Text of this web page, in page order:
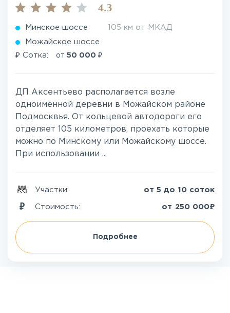
4.3
Минское шоссе 105 км от МКАД
Можайское шоссе
₽ Сотка: от 50 000 ₽
ДП Аксентьево располагается возле
одноименной деревни в Можайском районе
Подмосквья. От кольцевой автодороги его
отделяет 105 километров, проехать которые
можно по Минскому или Можайскому шоссе.
При использовании ...
Участки: от 5 до 10 соток
Стоимость: от 250 000₽
Подробнее